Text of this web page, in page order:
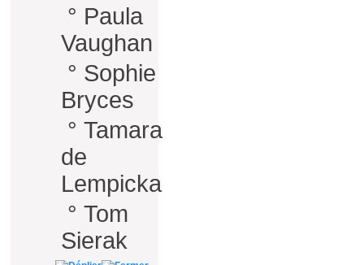
° Paula
Vaughan
° Sophie
Bryces
° Tamara
de
Lempicka
° Tom
Sierak